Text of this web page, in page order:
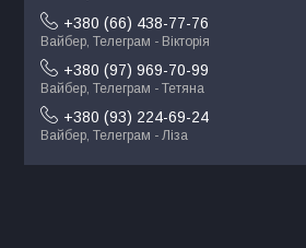
+380 (66) 438-77-76
Вайбер, Телеграм - Вікторія
+380 (97) 969-70-99
Вайбер, Телеграм - Тетяна
+380 (93) 224-69-24
Вайбер, Телеграм - Ліза